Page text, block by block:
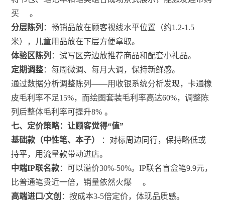
买
。
分层陈列 ：畅销品放在顾客视线水平位置（约1.2-1.5
米），儿童用品放在下层方便拿取。
体验区陈列 ：试写区旁边放推荐商品和配套小礼品。
定期调整：每周微调、每月大调，保持新鲜感。
通过数据分析调整陈列——用收银系统分析发现，卡通橡
皮毛利率不足15%，而绘图套装毛利率高达60%，调整陈
列后整体毛利率可提升8% 。
七、定价策略：让顾客觉得“值”
基础款（中性笔、本子）
：对标周边同行，保持略低或
持平，用流量款带动进店。
中端IP联名款：可以溢价30%-50%。IP联名盲盒笔9.9元，
比普通笔贵近一倍，销量依然火爆
。
高端进口/文创 ：按成本3-5倍定价，体现品质感。